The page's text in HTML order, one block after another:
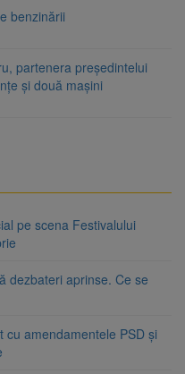
benzinării
partenera președintelui
și două mașini
pe scena Festivalului
dezbateri aprinse. Ce se
cu amendamentele PSD și